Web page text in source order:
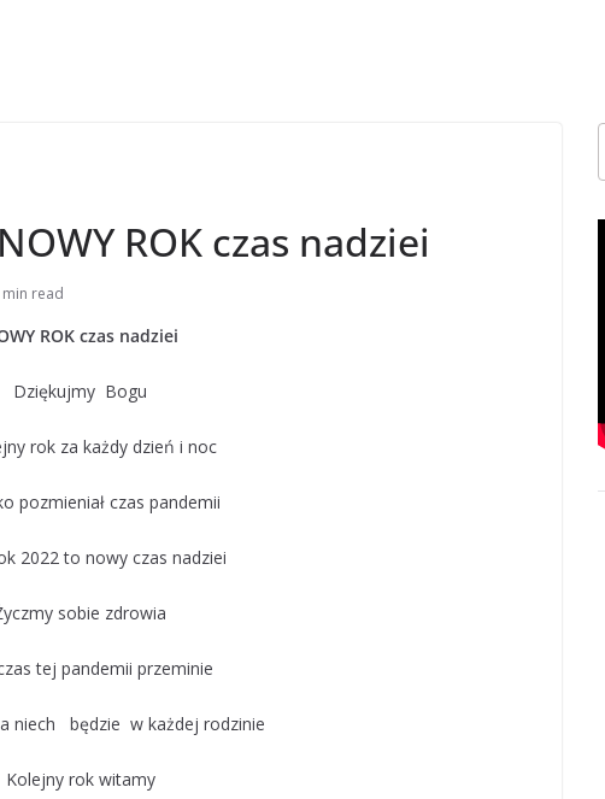
ROK czas nadziei
min read
ROK czas nadziei
Dziękujmy Bogu
rok za każdy dzień i noc
pozmieniał czas pandemii
2022 to nowy czas nadziei
sobie zdrowia
tej pandemii przeminie
niech będzie w każdej rodzinie
Kolejny rok witamy